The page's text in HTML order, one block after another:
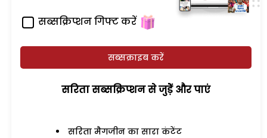
सब्सक्रिप्शन गिफ्ट करें
सब्सक्राइब करें
सरिता सब्सक्रिप्शन से जुड़ेें और पाएं
सरिता मैगजीन का सारा कंटेंट